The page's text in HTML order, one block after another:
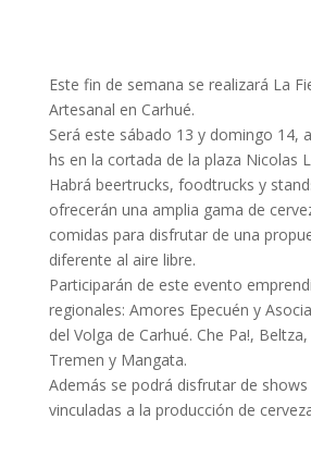
Este fin de semana se realizará La
Artesanal en Carhué.
Será este sábado 13 y domingo 14,
hs en la cortada de la plaza Nicolas
Habrá beertrucks, foodtrucks y
ofrecerán una amplia gama de
comidas para disfrutar de una
diferente al aire libre.
Participarán de este evento
regionales: Amores Epecuén y
del Volga de Carhué. Che Pa!,
Tremen y Mangata.
Además se podrá disfrutar de shows
vinculadas a la producción de